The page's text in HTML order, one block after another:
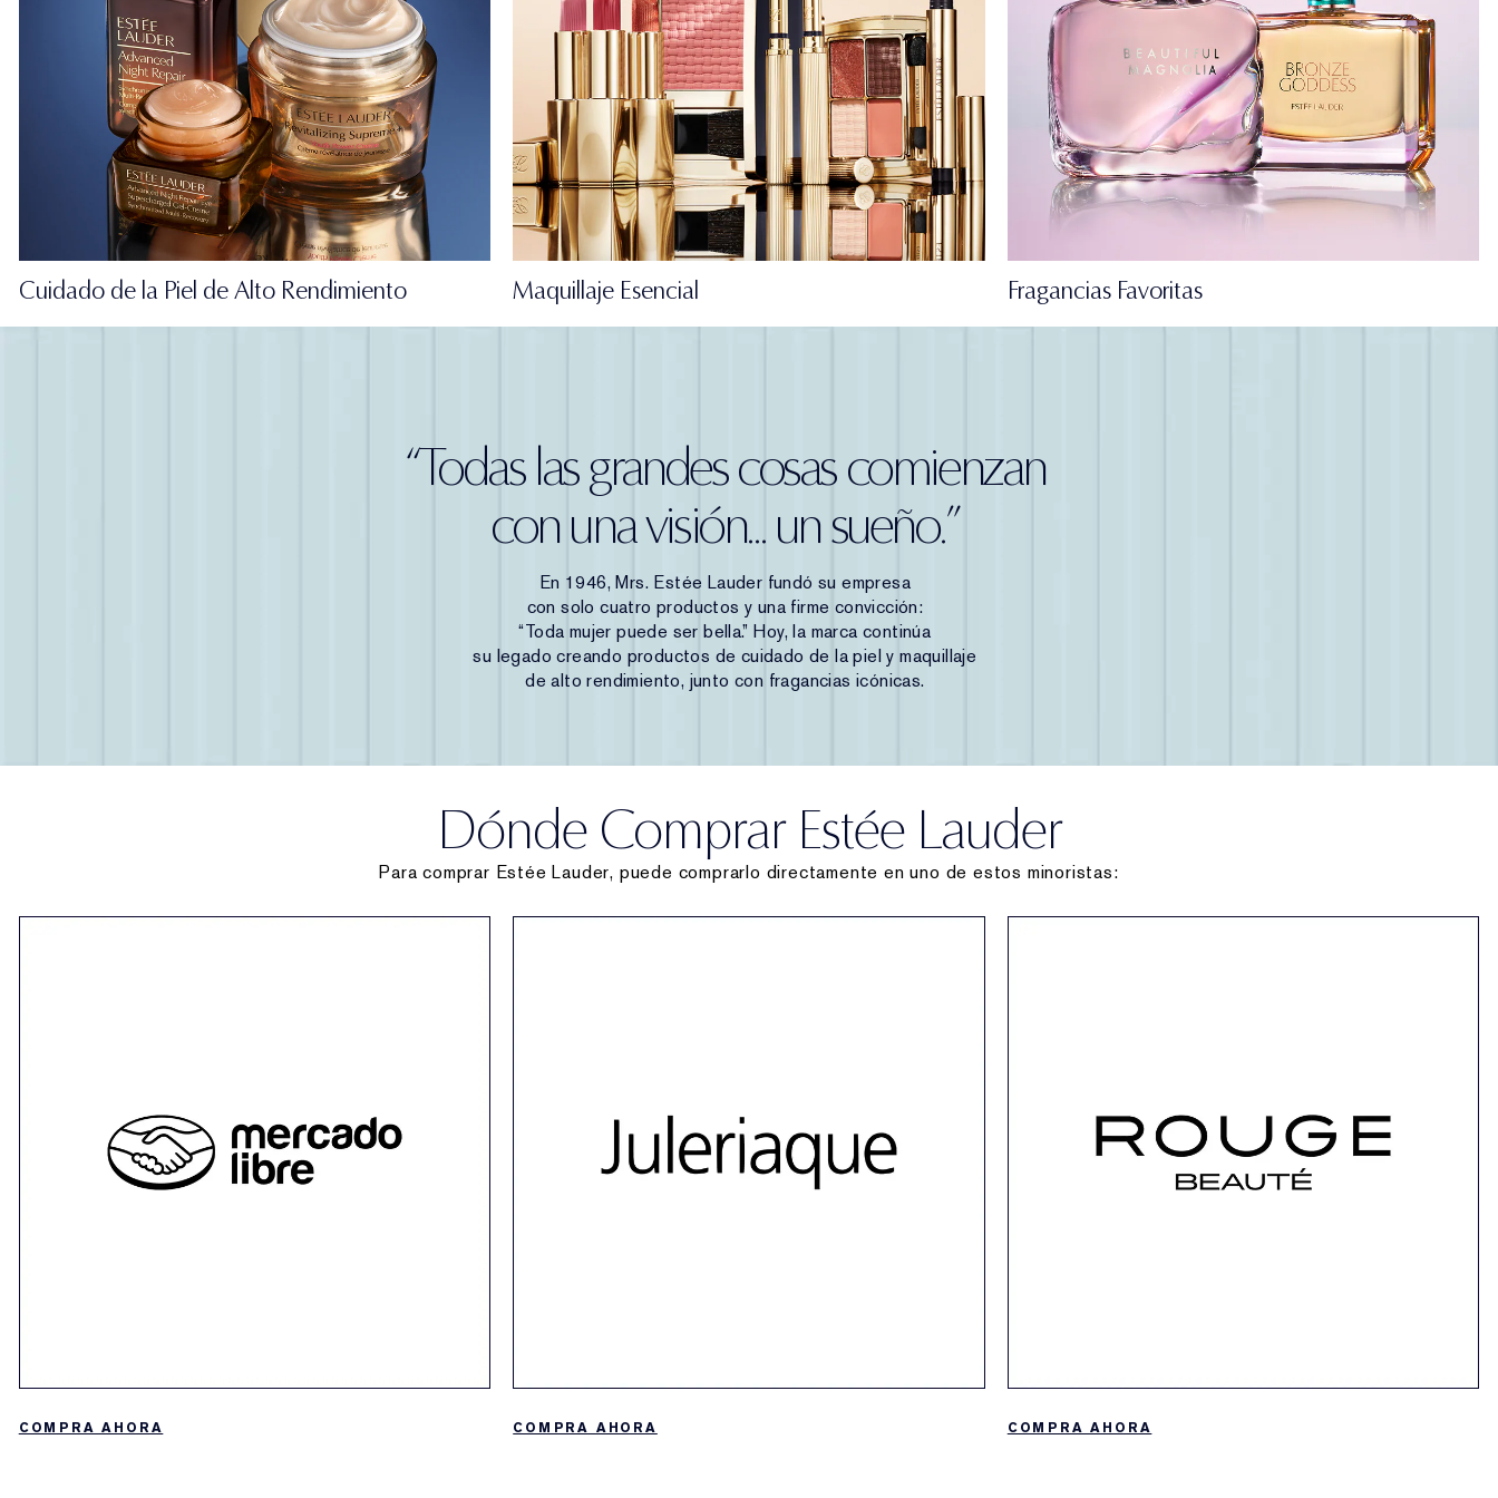
Cuidado de la Piel de Alto Rendimiento Maquillaje Esencial Fragancias Favoritas
“Todas las grandes cosas comienzan
con una visión... un sueño.”
En 1946, Mrs. Estée Lauder fundó su empresa
con solo cuatro productos y una firme convicción:
“Toda mujer puede ser bella.” Hoy, la marca continúa
su legado creando productos de cuidado de la piel y maquillaje
de alto rendimiento, junto con fragancias icónicas.
Dónde Comprar Estée Lauder
Para comprar Estée Lauder, puede comprarlo directamente en uno de estos minoristas:
COMPRA AHORA COMPRA AHORA COMPRA AHORA